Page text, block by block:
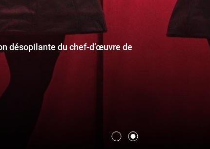
désopilante du chef-d’œuvre de